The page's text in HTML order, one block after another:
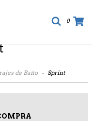
0
de Baño - Sprint